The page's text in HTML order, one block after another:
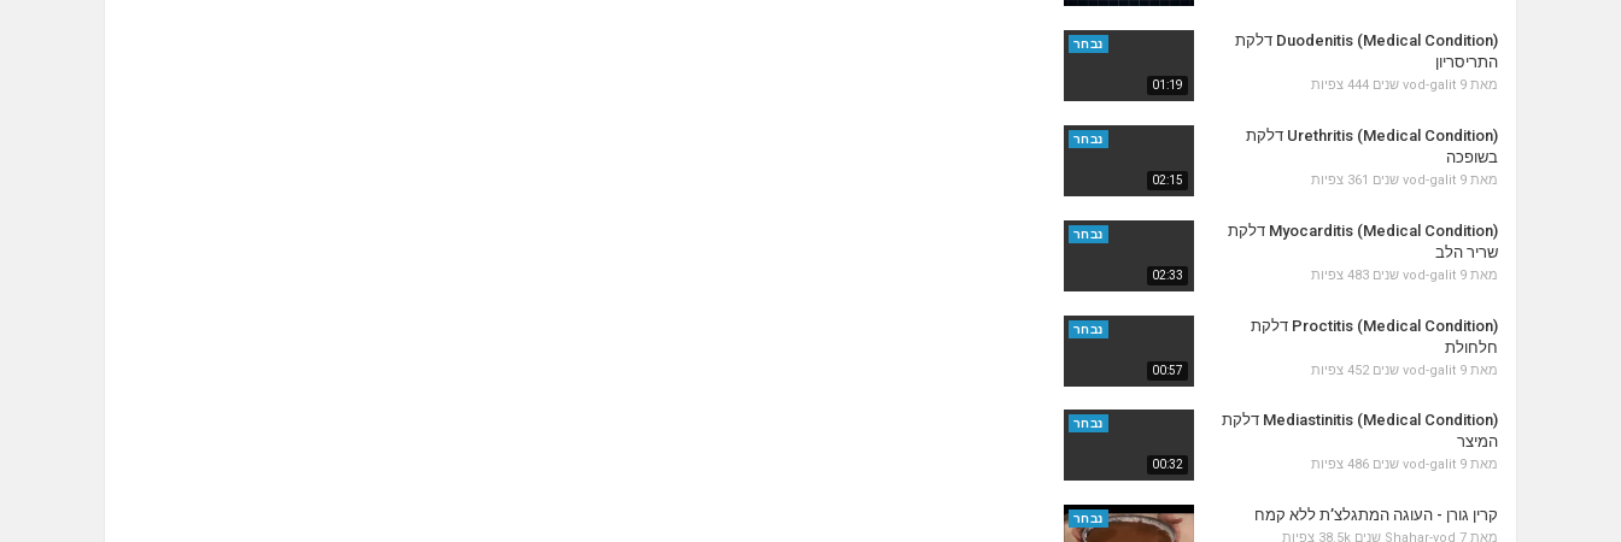
01:19
נבחר
Duodenitis (Medical Condition) דלקת
התריסריון
מאת vod-galit 9 שנים 444 צפיות
02:15
נבחר
Urethritis (Medical Condition) דלקת
בשופכה
מאת vod-galit 9 שנים 361 צפיות
02:33
נבחר
Myocarditis (Medical Condition) דלקת
שריר הלב
מאת vod-galit 9 שנים 483 צפיות
00:57
נבחר
Proctitis (Medical Condition) דלקת
חלחולת
מאת vod-galit 9 שנים 452 צפיות
00:32
נבחר
Mediastinitis (Medical Condition) דלקת
המיצר
מאת vod-galit 9 שנים 486 צפיות
נבחר קרין גורן - העוגה המתגלצ’ת ללא קמח
מאת Shahar-vod 7 שנים 38.5k צפיות